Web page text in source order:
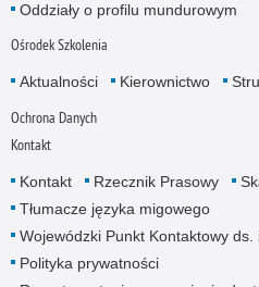
Oddziały o profilu mundurowym
Ośrodek Szkolenia
Aktualności Kierownictwo
Ochrona Danych
Kontakt
Kontakt Rzecznik Prasowy
Tłumacze języka migowego
Wojewódzki Punkt Kontaktowy
Polityka prywatności